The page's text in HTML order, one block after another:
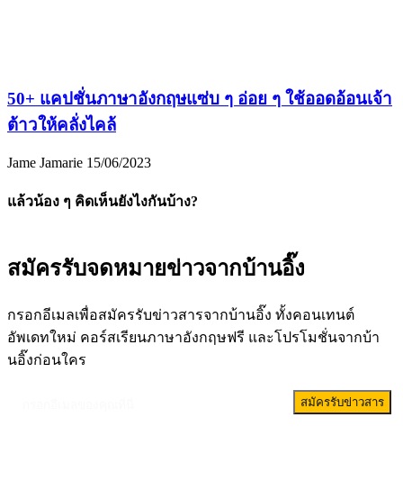
50+ แคปชั่นภาษาอังกฤษแซ่บ ๆ อ่อย ๆ ใช้ออดอ้อนเจ้า
ต้าวให้คลั่งไคล้
Jame Jamarie 15/06/2023
แล้วน้อง ๆ คิดเห็นยังไงกันบ้าง?
สมัครรับจดหมายข่าวจากบ้านอิ๊ง
กรอกอีเมลเพื่อสมัครรับข่าวสารจากบ้านอิ๊ง ทั้งคอนเทนต์
อัพเดทใหม่ คอร์สเรียนภาษาอังกฤษฟรี และโปรโมชั่นจากบ้า
นอิ๊งก่อนใคร
สมัครรับข่าวสาร